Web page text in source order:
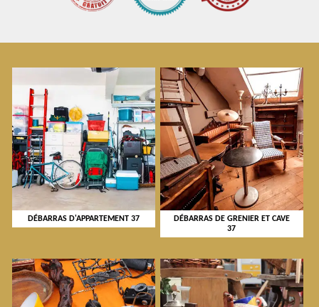
DÉBARRAS D'APPARTEMENT 37
DÉBARRAS DE GRENIER ET CAVE
37